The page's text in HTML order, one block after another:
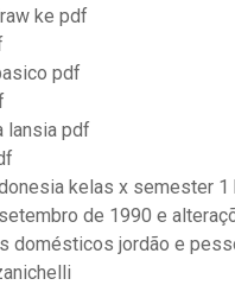
ke pdf
pdf
lansia pdf
kelas x semester 1
de 1990 e
domésticos jordão e